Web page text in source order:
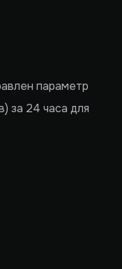
параметр
за 24 часа для